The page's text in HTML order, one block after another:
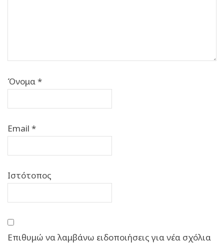
Όνομα*
Email *
Ιστότοπος
Επιθυμώ να λαμβάνω ειδοποιήσεις για νέα σχόλια